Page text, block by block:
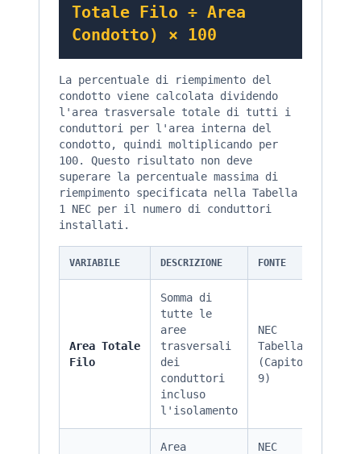
Totale Filo ÷ Area
Condotto) × 100
La percentuale di riempimento del
condotto viene calcolata dividendo
l'area trasversale totale di tutti i
conduttori per l'area interna del
condotto, quindi moltiplicando per
100. Questo risultato non deve
superare la percentuale massima di
riempimento specificata nella Tabella
1 NEC per il numero di conduttori
installati.
VARIABILE DESCRIZIONE FONTE
Area Totale
Filo
Somma di
tutte le
aree
trasversali
dei
conduttori
incluso
l'isolamento
NEC
Tabella 5
(Capitolo
9)
Area
NEC